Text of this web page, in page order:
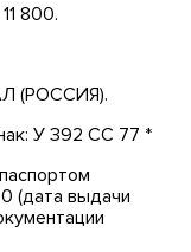
800.
(РОССИЯ).
У 392 СС 77 *
(дата выдачи